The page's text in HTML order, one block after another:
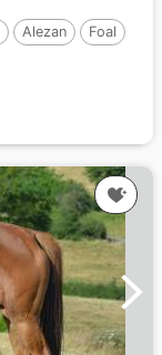
Alezan
Foal